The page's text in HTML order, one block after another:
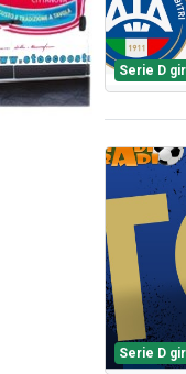
Serie D gir.
Serie D gir.